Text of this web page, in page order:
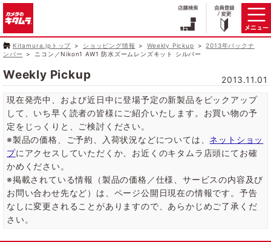
Kitamura.jpトップ ショッピング情報 Weekly Pickup
2013年バックナ
ンバー
ニコン／Nikon1 AW1 防水ズームレンズキット シルバー
Weekly Pickup
2013.11.01
現在発売中、および近日中に登場予定の新製品をピックアップ
して、いち早く読者の皆様にご紹介いたします。お買い物の予
定をじっくりと、ご検討ください。
※製品の価格、ご予約、入荷状況などについては、 ネットショッ
プにアクセスしていただくか、お近くのキタムラ店頭にてお確
かめください。
※掲載されている情報（製品の価格／仕様、サービスの内容及び
お問い合わせ先など）は、ページ公開日現在の情報です。予告
なしに変更されることがありますので、あらかじめご了承くだ
さい。